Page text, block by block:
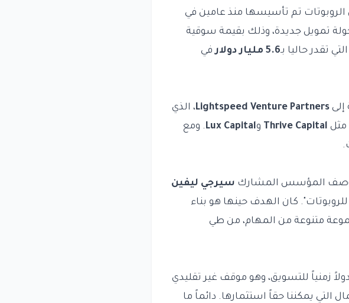
تم تأسيسها منذ عامين في
تمويل جديدة، وذلك بقيمة سوقية
تقدر حاليا بـ5.6 مليار دولار
في
إلى Lightspeed Venture Partners، الذي
مثل Thrive Capital وLux Capital. ومع
وصف المؤسس المشارك سيرجي ليفين
للروبوتات". كان الهدف حينها هو بناء
متنوعة من المهام، من طي
زمنياً للتسويق، وهو موقف غير تقليدي
التي يمكننا حقاً استثمارها. دائماً ما